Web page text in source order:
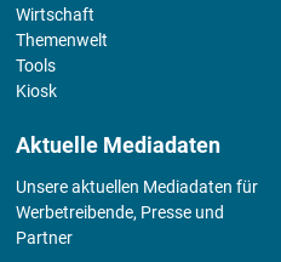
Wirtschaft
Themenwelt
Tools
Kiosk
Aktuelle Mediadaten
Unsere aktuellen Mediadaten für
Werbetreibende, Presse und
Partner